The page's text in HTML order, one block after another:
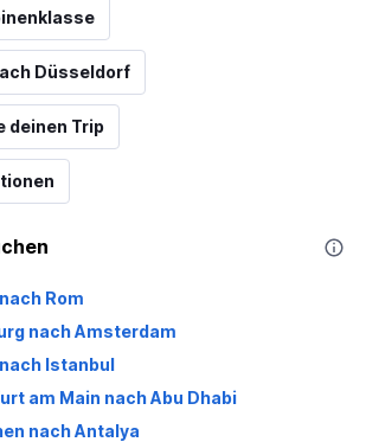
Düsseldorf
deinen Trip
Rom
nach Amsterdam
Istanbul
am Main nach Abu Dhabi
nach Antalya